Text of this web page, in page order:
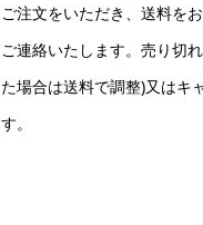
ご注文をいただき、送料を
ご連絡いたします。売り切
た場合は送料で調整)又はキ
す。